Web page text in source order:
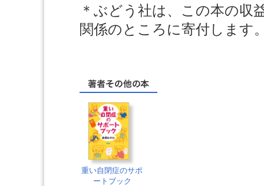
＊ぶどう社は、この本の収
関係のところに寄付します
重い自閉症のサポ
ートブック